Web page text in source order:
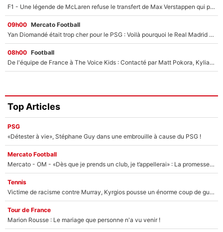
F1 - Une légende de McLaren refuse le transfert de Max Verstappen qui pourrait «faire des vagues» et plomber l'ambiance dans l'équipe
09h00 Mercato Football
Yan Diomandé était trop cher pour le PSG : Voilà pourquoi le Real Madrid a accepté de payer la somme record de 140M€ pour boucler son transfert !
08h00 Football
De l'équipe de France à The Voice Kids : Contacté par Matt Pokora, Kylian Mbappé a accepté de jouer un rôle inédit sur TF1 !
Top Articles
PSG
«Détester à vie», Stéphane Guy dans une embrouille à cause du PSG !
Mercato Football
Mercato - OM - «Dès que je prends un club, je t’appellerai» : La promesse de Marcelino au moment de claquer la porte
Tennis
Victime de racisme contre Murray, Kyrgios pousse un énorme coup de gueule !
Tour de France
Marion Rousse : Le mariage que personne n'a vu venir !